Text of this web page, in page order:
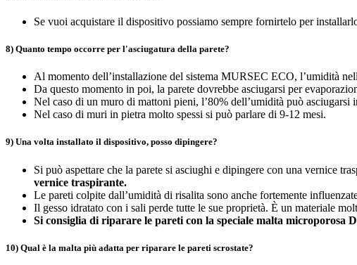
Se vuoi acquistare il dispositivo possiamo sempre fornirtelo per
8) Quanto tempo occorre per l'asciugatura della parete?
Al momento dell’installazione del sistema MURSEC ECO, l’umidità
Da questo momento in poi, la parete dovrebbe asciugarsi per
Nel caso di un muro di mattoni pieni, l’80% dell’umidità può asciugarsi
Nel caso di muri in pietra molto spessi si può parlare di 9-12 mesi.
9) Una volta installato il dispositivo, posso dipingere?
Si può aspettare che la parete si asciughi e dipingere con una vernice
vernice traspirante.
Le pareti colpite dall’umidità di risalita sono anche fortemente
Il gesso idratato con i sali perde tutte le sue proprietà. È un materiale
Si consiglia di riparare le pareti con la speciale malta microporosa
10) Qual è la malta più adatta per riparare le pareti scrostate?